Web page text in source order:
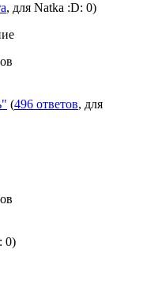
, для Natka :D: 0)
(496 ответов, для
0)